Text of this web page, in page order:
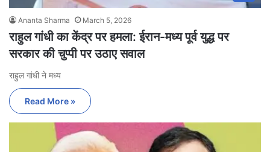
Ananta Sharma March 5, 2026
राहुल गांधी का केंद्र पर हमला: ईरान-मध्य पूर्व युद्ध पर
सरकार की चुप्पी पर उठाए सवाल
राहुल गांधी ने मध्य
Read More »